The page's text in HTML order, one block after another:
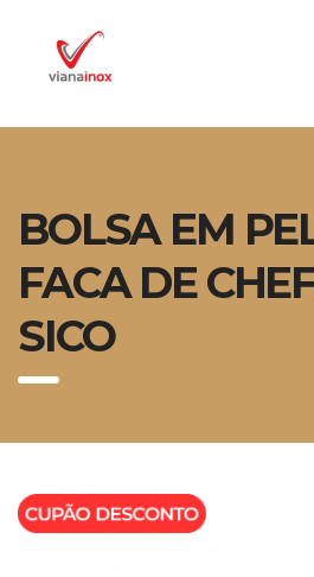
BOLSA EM
FACA DE
SICO